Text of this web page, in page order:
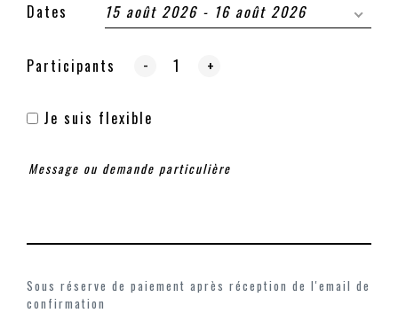
Dates 15 août 2026 - 16 août 2026
Participants - +
Je suis flexible
Sous réserve de paiement après réception de l'email de
confirmation